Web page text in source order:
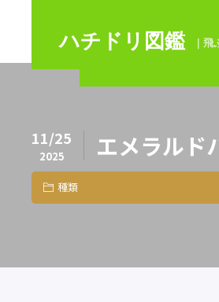
ハチドリ図鑑 ｜飛
11/25
2025 エメラルド
種類